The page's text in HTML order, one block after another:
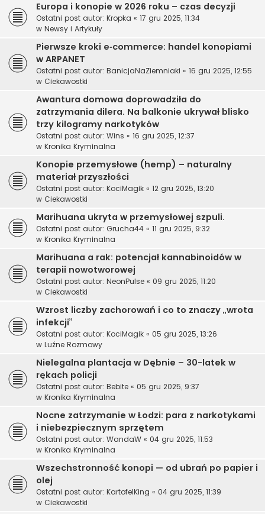
Europa i konopie w 2026 roku – czas decyzji
Ostatni post autor: Kropka « 17 gru 2025, 11:34
w Newsy i Artykuły
Pierwsze kroki e‑commerce: handel konopiami
w ARPANET
Ostatni post autor: BanicjaNaZiemniaki « 16 gru 2025, 12:55
w Ciekawostki
Awantura domowa doprowadziła do
zatrzymania dilera. Na balkonie ukrywał blisko
trzy kilogramy narkotyków
Ostatni post autor: Wins « 16 gru 2025, 12:37
w Kronika Kryminalna
Konopie przemysłowe (hemp) – naturalny
materiał przyszłości
Ostatni post autor: KociMagik « 12 gru 2025, 13:20
w Ciekawostki
Marihuana ukryta w przemysłowej szpuli.
Ostatni post autor: Grucha44 « 11 gru 2025, 9:32
w Kronika Kryminalna
Marihuana a rak: potencjał kannabinoidów w
terapii nowotworowej
Ostatni post autor: NeonPulse « 09 gru 2025, 11:20
w Ciekawostki
Wzrost liczby zachorowań i co to znaczy „wrota
infekcji”
Ostatni post autor: KociMagik « 05 gru 2025, 13:26
w Luźne Rozmowy
Nielegalna plantacja w Dębnie – 30-latek w
rękach policji
Ostatni post autor: Bebite « 05 gru 2025, 9:37
w Kronika Kryminalna
Nocne zatrzymanie w Łodzi: para z narkotykami
i niebezpiecznym sprzętem
Ostatni post autor: WandaW « 04 gru 2025, 11:53
w Kronika Kryminalna
Wszechstronność konopi — od ubrań po papier i
olej
Ostatni post autor: KartofelKing « 04 gru 2025, 11:39
w Ciekawostki